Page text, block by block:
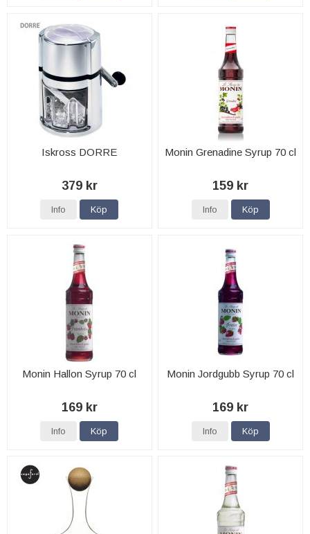
Iskross DORRE
379 kr
Info Köp
Monin Grenadine Syrup 70 cl
159 kr
Info Köp
Monin Hallon Syrup 70 cl
169 kr
Info Köp
Monin Jordgubb Syrup 70 cl
169 kr
Info Köp